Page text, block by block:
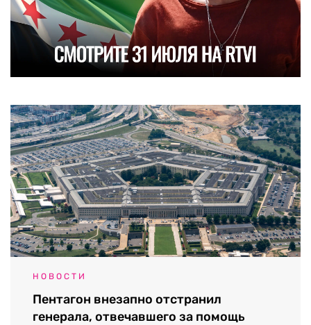
НОВОСТИ
Пентагон внезапно отстранил
генерала, отвечавшего за помощь